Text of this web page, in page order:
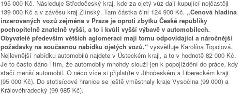
195 000 Kč. Následuje Středočeský kraj, kde za ojetý vůz dají kupující nejčastěji
139 000 Kč a v závěsu kraj Zlínský. Tam částka činí 124 900 Kč. „Cenová hladina
inzerovaných vozů zejména v Praze je oproti zbytku České republiky
pochopitelně znatelně vyšší, a to i kvůli vyšší výbavě v automobilech.
Obyvatelé především větších aglomerací mají tomu odpovídající a náročnější
požadavky na současnou nabídku ojetých vozů,“ vysvětluje Karolína Topolová.
Nejlevnější nabídku automobilů najdete v Ústeckém kraji, a to v hodnotě 82 000 Kč.
Je to často dáno i tím, že automobily mnohdy slouží jen k popojíždění do práce, kdy
stačí menší automobil. O něco více si připlatíte v Jihočeském a Libereckém kraji
(95 000 Kč). Do stotisícové hranice se ještě vměstnaly kraje Vysočina (99 000) a
Královéhradecký (99 985 Kč).